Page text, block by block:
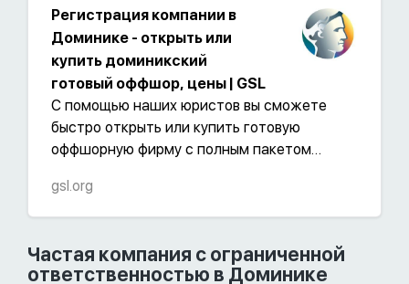
Регистрация компании в
Доминике - открыть или
купить доминикский
готовый оффшор, цены | GSL
С помощью наших юристов вы сможете
быстро открыть или купить готовую
оффшорную фирму с полным пакетом
консультированием и последующим
сопровождением. При регистрации
предоставляем юридический адрес
gsl.org
Частая компания с ограниченной
ответственностью в Доминике